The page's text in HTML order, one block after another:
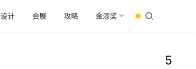
设计 会展 攻略 金漆奖
5